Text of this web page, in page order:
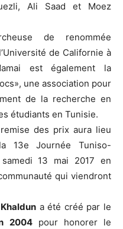
Ali Saad et Moez
de renommée
de Californie à
est également la
une association pour
de la recherche en
étudiants en Tunisie.
des prix aura lieu
13e Journée Tuniso-
13 mai 2017 en
qui viendront
a été créé par le
2004pour honorer le